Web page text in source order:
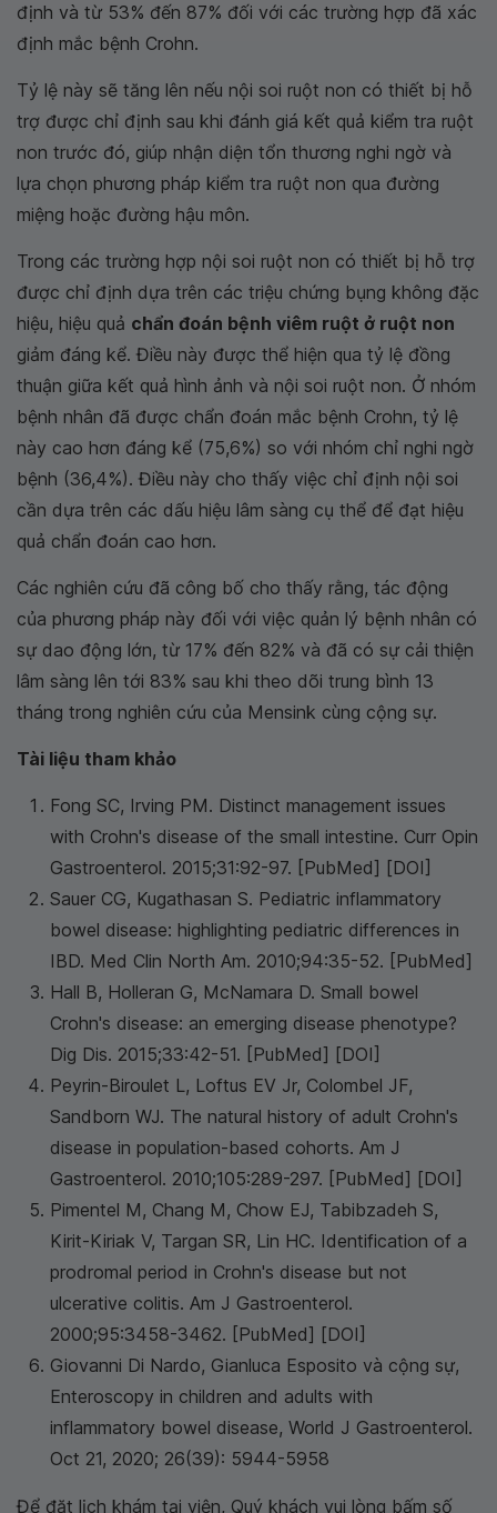
định và từ 53% đến 87% đối với các trường hợp đã xác
định mắc bệnh Crohn.
Tỷ lệ này sẽ tăng lên nếu nội soi ruột non có thiết bị hỗ
trợ được chỉ định sau khi đánh giá kết quả kiểm tra ruột
non trước đó, giúp nhận diện tổn thương nghi ngờ và
lựa chọn phương pháp kiểm tra ruột non qua đường
miệng hoặc đường hậu môn.
Trong các trường hợp nội soi ruột non có thiết bị hỗ trợ
được chỉ định dựa trên các triệu chứng bụng không đặc
hiệu, hiệu quả chẩn đoán bệnh viêm ruột ở ruột non
giảm đáng kể. Điều này được thể hiện qua tỷ lệ đồng
thuận giữa kết quả hình ảnh và nội soi ruột non. Ở nhóm
bệnh nhân đã được chẩn đoán mắc bệnh Crohn, tỷ lệ
này cao hơn đáng kể (75,6%) so với nhóm chỉ nghi ngờ
bệnh (36,4%). Điều này cho thấy việc chỉ định nội soi
cần dựa trên các dấu hiệu lâm sàng cụ thể để đạt hiệu
quả chẩn đoán cao hơn.
Các nghiên cứu đã công bố cho thấy rằng, tác động
của phương pháp này đối với việc quản lý bệnh nhân có
sự dao động lớn, từ 17% đến 82% và đã có sự cải thiện
lâm sàng lên tới 83% sau khi theo dõi trung bình 13
tháng trong nghiên cứu của Mensink cùng cộng sự.
Tài liệu tham khảo
Fong SC, Irving PM. Distinct management issues
with Crohn's disease of the small intestine. Curr Opin
Gastroenterol. 2015;31:92-97. [PubMed] [DOI]
Sauer CG, Kugathasan S. Pediatric inflammatory
bowel disease: highlighting pediatric differences in
IBD. Med Clin North Am. 2010;94:35-52. [PubMed]
Hall B, Holleran G, McNamara D. Small bowel
Crohn's disease: an emerging disease phenotype?
Dig Dis. 2015;33:42-51. [PubMed] [DOI]
Peyrin-Biroulet L, Loftus EV Jr, Colombel JF,
Sandborn WJ. The natural history of adult Crohn's
disease in population-based cohorts. Am J
Gastroenterol. 2010;105:289-297. [PubMed] [DOI]
Pimentel M, Chang M, Chow EJ, Tabibzadeh S,
Kirit-Kiriak V, Targan SR, Lin HC. Identification of a
prodromal period in Crohn's disease but not
ulcerative colitis. Am J Gastroenterol.
2000;95:3458-3462. [PubMed] [DOI]
Giovanni Di Nardo, Gianluca Esposito và cộng sự,
Enteroscopy in children and adults with
inflammatory bowel disease, World J Gastroenterol.
Oct 21, 2020; 26(39): 5944-5958
Để đặt lịch khám tại viện, Quý khách vui lòng bấm số